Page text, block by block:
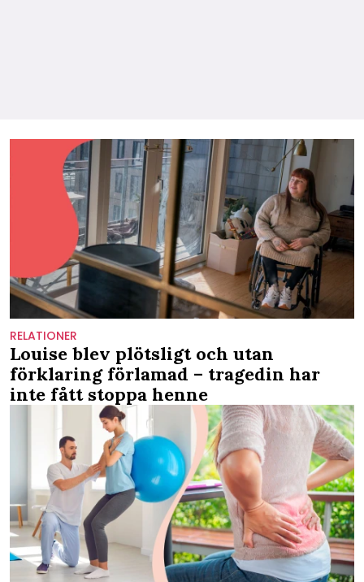
RELATIONER
Louise blev plötsligt och utan
förklaring förlamad – tragedin har
inte fått stoppa henne